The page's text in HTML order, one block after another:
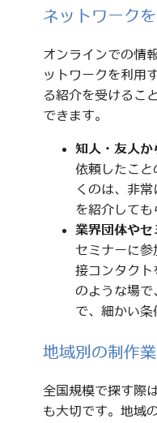
ネットワーク
オンラインでの情
ットワークを利用
る紹介を受けるこ
できます。
知人・友人か
依頼したこと
くのは、非
を紹介しても
業界団体やセ
セミナーに
接コンタクト
のような場で
で、細かい条
地域別の制作
全国規模で探す際
も大切です。地域